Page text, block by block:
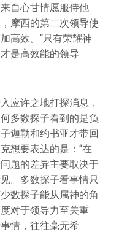
自心甘情愿服侍他
摩西的第二次领导使
高效。“只有荣耀神
是高效能的领导
应许之地打探消息，
多数探子看到的是负
迦勒和约书亚才带回
想要表达的是：“在
题的差异主要取决于
。多数探子看事情只
数探子能从属神的角
对于领导力至关重
情，往往毫无希